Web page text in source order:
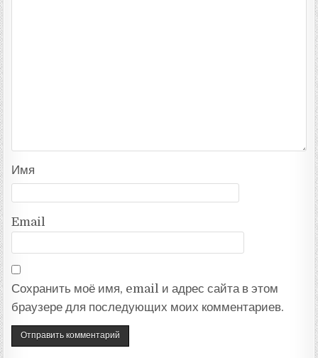
Имя
Email
Сохранить моё имя, email и адрес сайта в этом
браузере для последующих моих комментариев.